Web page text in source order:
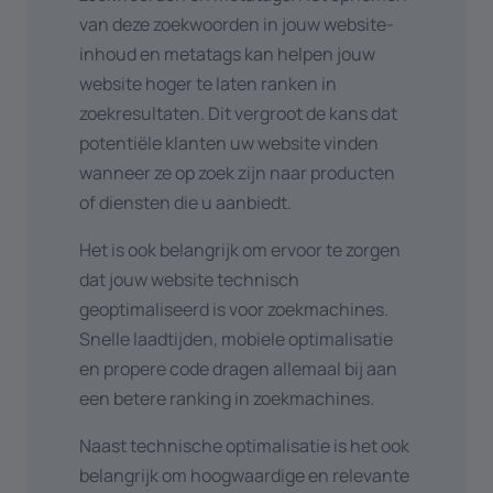
van deze zoekwoorden in jouw website-
inhoud en metatags kan helpen jouw
website hoger te laten ranken in
zoekresultaten. Dit vergroot de kans dat
potentiële klanten uw website vinden
wanneer ze op zoek zijn naar producten
of diensten die u aanbiedt.
Het is ook belangrijk om ervoor te zorgen
dat jouw website technisch
geoptimaliseerd is voor zoekmachines.
Snelle laadtijden, mobiele optimalisatie
en propere code dragen allemaal bij aan
een betere ranking in zoekmachines.
Naast technische optimalisatie is het ook
belangrijk om hoogwaardige en relevante
accuraat is vermeld. Hierover
schreven we ook eenleuk
blogbericht.
Contentmarketing: Biedt
waardevolle, relevante en up-to-date
content aan je bezoekers. Dit trekt
niet alleen meer verkeer aan, maar
moedigt ook andere websites aan om
naar je te linken. Meer info nodig?
Neem gerustcontact
Gebruiksvriendelijkheid: Een
gebruiksvriendelijke website met een
duidelijke navigatie en goede interne
linkstructuur helpt zoekmachines om
Monitoring en analyse: Gebruik
tools zoals Google Analytics om het
reservatiemodule te koppelen aan je
website. Door deze te integreren in de
website zorg je ervoor dat bezoekers
alle info op één plaats kunnen vinden
waardoor ze sneller over zullen gaan
tot een actie (vb. het maken van een
reservering).
Vimeointegreren in de website?
Maak jepodcastsvia
Soundclouden wil je zorgen dat
bezoekers deze rechtstreeks op de
website kunnen beluisteren. Ook dit
is mogelijk.
Gebruik je
voor je immo
, heb je
een
CRM Teamleader
of gebruik